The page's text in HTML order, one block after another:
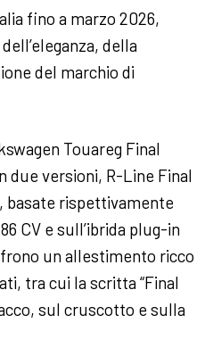
fino a marzo 2026,
della
del marchio di
Touareg Final
due versioni, R-Line Final
basate rispettivamente
CV e sull’ibrida plug-in
un allestimento ricco
tra cui la scritta “Final
sul cruscotto e sulla